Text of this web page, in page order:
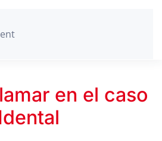
en el caso